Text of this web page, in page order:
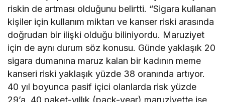
riskin de artması olduğunu belirtti. “Sigara kullanan
kişiler için kullanım miktarı ve kanser riski arasında
doğrudan bir ilişki olduğu biliniyordu. Maruziyet
için de aynı durum söz konusu. Günde yaklaşık 20
sigara dumanına maruz kalan bir kadının meme
kanseri riski yaklaşık yüzde 38 oranında artıyor.
40 yıl boyunca pasif içici olanlarda risk yüzde
29’a, 40 paket-yıllık (pack-year) maruziyette ise